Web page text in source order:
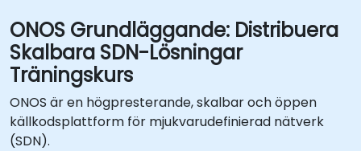
ONOS Grundläggande: Distribuera
Skalbara SDN-Lösningar
Träningskurs
ONOS är en högpresterande, skalbar och öppen
källkodsplattform för mjukvarudefinierad nätverk
(SDN).